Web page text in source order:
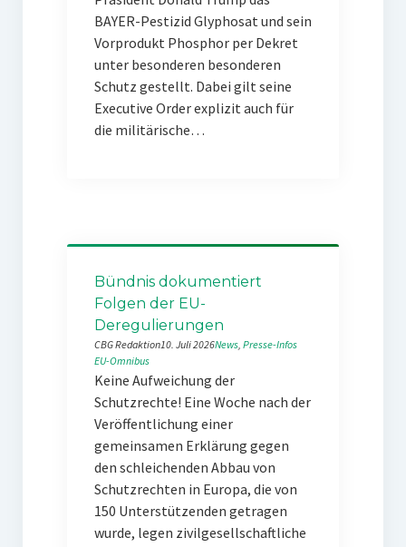
BAYER-Pestizid Glyphosat und sein
Vorprodukt Phosphor per Dekret
unter besonderen besonderen
Schutz gestellt. Dabei gilt seine
Executive Order explizit auch für
die militärische…
Bündnis dokumentiert
Folgen der EU-
Deregulierungen
CBG Redaktion10. Juli 2026News, Presse-Infos
EU-Omnibus
Keine Aufweichung der
Schutzrechte! Eine Woche nach der
Veröffentlichung einer
gemeinsamen Erklärung gegen
den schleichenden Abbau von
Schutzrechten in Europa, die von
150 Unterstützenden getragen
wurde, legen zivilgesellschaftliche